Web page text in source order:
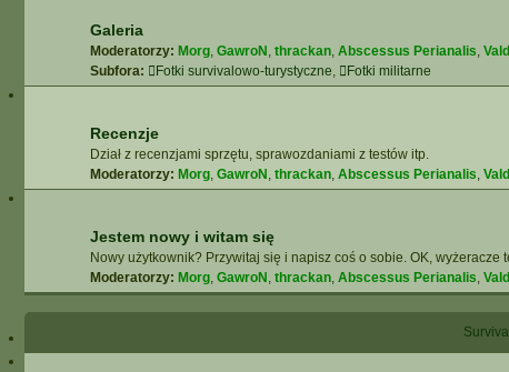
Galeria
Moderatorzy: Morg, GawroN , thrackan, Abscessus Perianalis,
Subfora:
Fotki survivalowo-turystyczne, Fotki militarne
Recenzje
Dział z recenzjami sprzętu, sprawozdaniami z testów itp.
Moderatorzy: Morg, GawroN , thrackan, Abscessus Perianalis,
Jestem nowy i witam się
Nowy użytkownik? Przywitaj się i napisz coś o sobie. OK,
Moderatorzy: Morg, GawroN , thrackan, Abscessus Perianalis,